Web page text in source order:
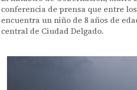
conferencia de prensa que entre
encuentra un niño de 8 años de
central de Ciudad Delgado.